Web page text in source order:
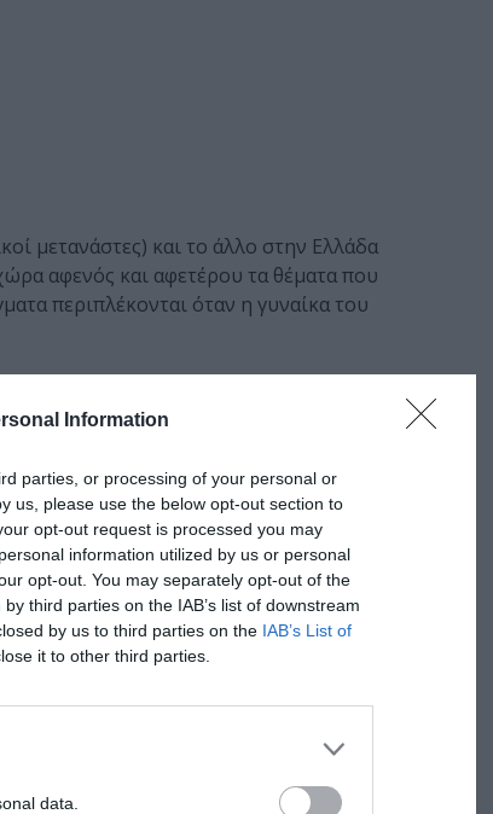
Information
parties, or processing of your personal or
us, please use the below opt-out section to
opt-out request is processed you may
information utilized by us or personal
opt-out. You may separately opt-out of the
third parties on the IAB’s list of downstream
by us to third parties on the IAB’s List of
it to other third parties.
data.
μετανάστες) και το άλλο στην Ελλάδα
αφενός και αφετέρου τα θέματα που
περιπλέκονται όταν η γυναίκα του
Χατζηαλεξίου